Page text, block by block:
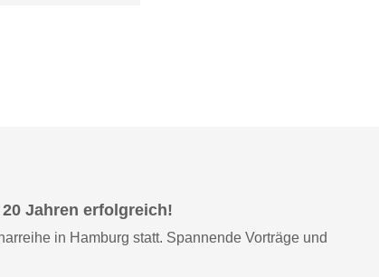
Jahren erfolgreich!
in Hamburg statt. Spannende Vorträge und